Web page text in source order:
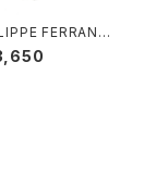
FERRANDI
イヤリン